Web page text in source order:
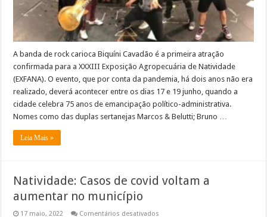
A banda de rock carioca Biquíni Cavadão é a primeira atração
confirmada para a XXXIII Exposição Agropecuária de Natividade
(EXFANA). O evento, que por conta da pandemia, há dois anos não era
realizado, deverá acontecer entre os dias 17 e 19 junho, quando a
cidade celebra 75 anos de emancipação político-administrativa.
Nomes como das duplas sertanejas Marcos & Belutti; Bruno …
Leia Mais »
Natividade: Casos de covid voltam a
aumentar no município
17 maio, 2022 Comentários desativados